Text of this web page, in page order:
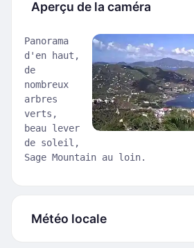
Aperçu de la caméra
Panorama
d'en haut,
de
nombreux
arbres
verts,
beau lever
de soleil,
Sage Mountain au loin.
Météo locale